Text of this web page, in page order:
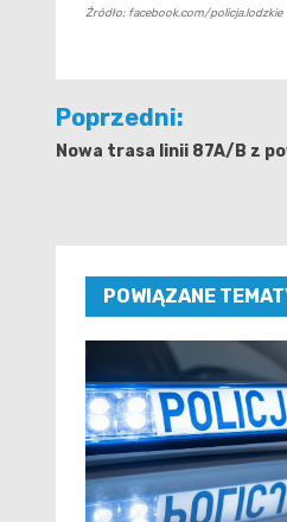
Źródło: facebook.com/policja.lodzkie
Nawigacja
wpisu
Poprzedni:
Nowa trasa linii 87A/B z
POWIĄZANE